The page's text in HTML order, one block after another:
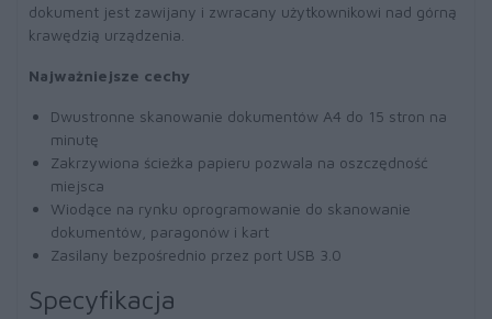
dokument jest zawijany i zwracany użytkownikowi nad górną
krawędzią urządzenia.
Najważniejsze cechy
Dwustronne skanowanie dokumentów A4 do 15 stron na
minutę
Zakrzywiona ścieżka papieru pozwala na oszczędność
miejsca
Wiodące na rynku oprogramowanie do skanowanie
dokumentów, paragonów i kart
Zasilany bezpośrednio przez port USB 3.0
Specyfikacja